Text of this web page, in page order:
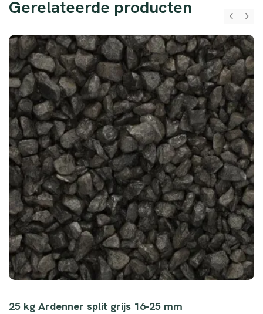
Gerelateerde producten
25 kg Ardenner split grijs 16-25 mm